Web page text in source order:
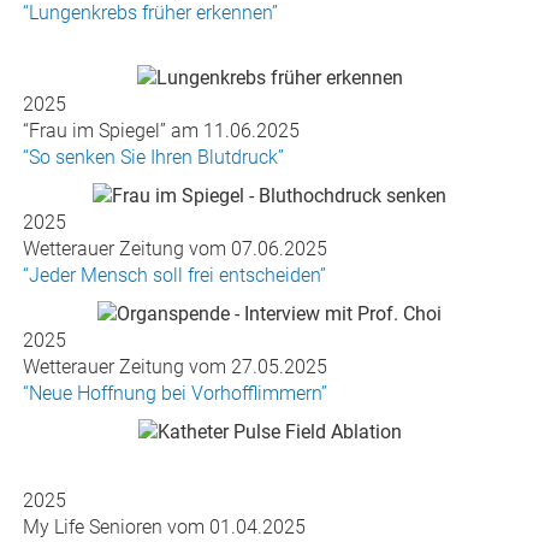
“Lungenkrebs früher erkennen”
2025
“Frau im Spiegel” am 11.06.2025
“So senken Sie Ihren Blutdruck”
2025
Wetterauer Zeitung vom 07.06.2025
“Jeder Mensch soll frei entscheiden”
2025
Wetterauer Zeitung vom 27.05.2025
“Neue Hoffnung bei Vorhofflimmern”
2025
My Life Senioren vom 01.04.2025